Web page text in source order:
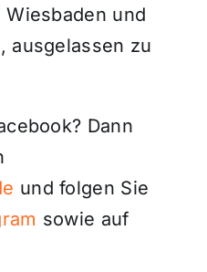
und
ausgelassen zu
Dann
und folgen Sie
sowie auf